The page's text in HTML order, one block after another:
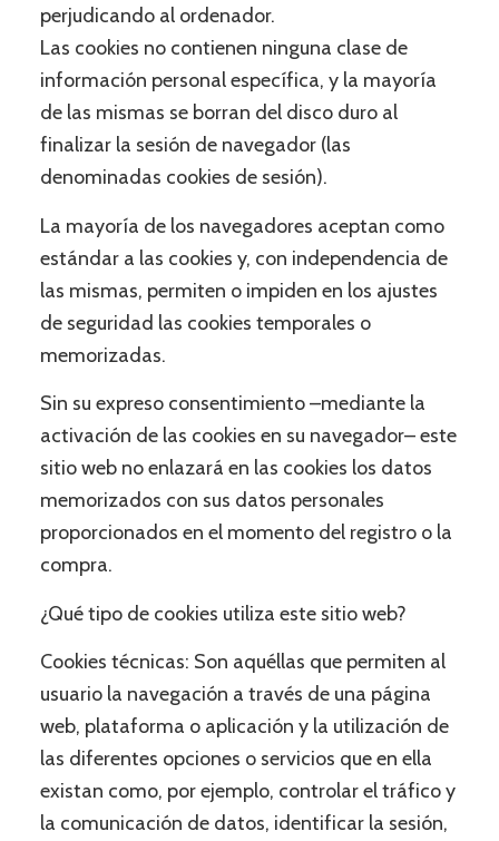
perjudicando al ordenador.
Las cookies no contienen ninguna clase de
información personal específica, y la mayoría
de las mismas se borran del disco duro al
finalizar la sesión de navegador (las
denominadas cookies de sesión).
La mayoría de los navegadores aceptan como
estándar a las cookies y, con independencia de
las mismas, permiten o impiden en los ajustes
de seguridad las cookies temporales o
memorizadas.
Sin su expreso consentimiento –mediante la
activación de las cookies en su navegador– este
sitio web no enlazará en las cookies los datos
memorizados con sus datos personales
proporcionados en el momento del registro o la
compra.
¿Qué tipo de cookies utiliza este sitio web?
Cookies técnicas: Son aquéllas que permiten al
usuario la navegación a través de una página
web, plataforma o aplicación y la utilización de
las diferentes opciones o servicios que en ella
existan como, por ejemplo, controlar el tráfico y
la comunicación de datos, identificar la sesión,